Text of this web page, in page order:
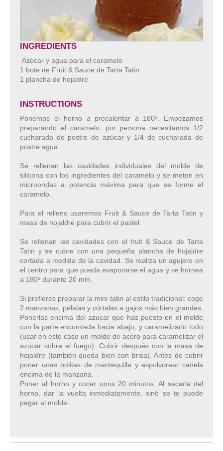
INGREDIENTS
Azúcar y agua para el caramelo
1 bote de Fruit & Sauce de Tarta Tatin
1 plancha de hojaldre
INSTRUCTIONS
Ponemos el horno a precalentar a 180º. Empezamos
preparando el caramelo: por persona necesitamos 1/2
cucharada de postre de azúcar y 1/4 de cucharada de
postre agua.
Se rellenan las cavidades individuales del molde de
silicona con los ingredientes del caramelo y se meten en
microondas a potencia máxima para que se forme el
caramelo.
Para el relleno usaremos Fruit & Sauce de Tarta Tatin y
masa de hojaldre para cubrir el pastel.
Se rellenan las cavidades con el fruit & Sauce de Tarta
Tatin y se cubre con una pequeña plancha de hojaldre
cortada a medida de la cavidad. Se realiza un agujero en
el centro para que pueda evaporarse el agua y se hornea
a 180º durante 20 min.
Si prefieres preparar la mini tatin al estilo tradicional: coge
2 manzanas, pélalas y córtalas a gajos más bien grandes.
Ponerlas encima del azucar que has puesto en el molde
con la parte enconvada hacia abajo, y caramelizarlo todo
(usar en este caso un molde de acero para caramelizar el
azucar sobre el fuego). Cubrir después con la masa de
hojaldre (también queda bien con brisa). Antes de cubrir
poner unas bolitas de mantequilla y espolvorear canela
encima de la manzana.
Poner al horno y cocer unos 20 minutos. Al sacarla del
horno, dar la vuelta inmediatamente, sinó se te puede
pegar al molde....